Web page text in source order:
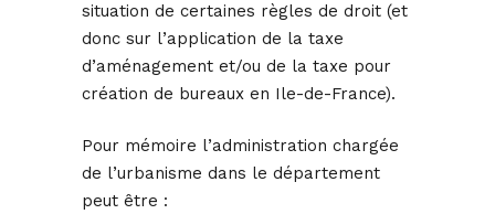
situation de certaines règles de droit (et
donc sur l’application de la taxe
d’aménagement et/ou de la taxe pour
création de bureaux en Ile-de-France).
Pour mémoire l’administration chargée
de l’urbanisme dans le département
peut être :